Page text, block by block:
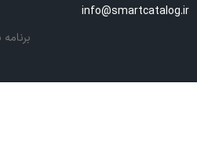
info@smartcatalog.ir